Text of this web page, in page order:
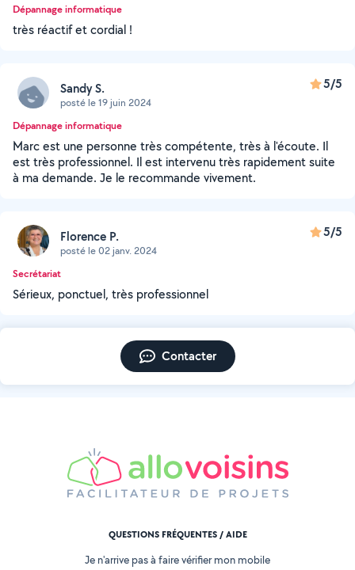
Dépannage informatique
très réactif et cordial !
Sandy S.
posté le 19 juin 2024
5/5
Dépannage informatique
Marc est une personne très compétente, très à l'écoute. Il
est très professionnel. Il est intervenu très rapidement suite
à ma demande. Je le recommande vivement.
Florence P.
posté le 02 janv. 2024
5/5
Secrétariat
Sérieux, ponctuel, très professionnel
Contacter
QUESTIONS FRÉQUENTES / AIDE
Je n'arrive pas à faire vérifier mon mobile